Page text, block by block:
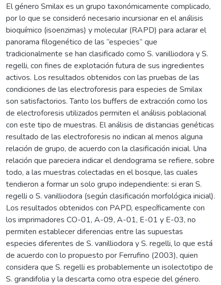
El género Smilax es un grupo taxonómicamente complicado,
por lo que se consideró necesario incursionar en el análisis
bioquímico (isoenzimas) y molecular (RAPD) para aclarar el
panorama filogenético de las “especies” que
tradicionalmente se han clasificado como S. vanilliodora y S.
regelli, con fines de explotación futura de sus ingredientes
activos. Los resultados obtenidos con las pruebas de las
condiciones de las electroforesis para especies de Smilax
son satisfactorios. Tanto los buffers de extracción como los
de electroforesis utilizados permiten el análisis poblacional
con este tipo de muestras. El análisis de distancias genéticas
resultado de las electroforesis no indican al menos alguna
relación de grupo, de acuerdo con la clasificación inicial. Una
relación que pareciera indicar el dendograma se refiere, sobre
todo, a las muestras colectadas en el bosque, las cuales
tendieron a formar un solo grupo independiente: si eran S.
regelli o S. vanilliodora (según clasificación morfológica inicial).
Los resultados obtenidos con PAPD, específicamente con
los imprimadores CO-01, A-09, A-01, E-01 y E-03, no
permiten establecer diferencias entre las supuestas
especies diferentes de S. vanilliodora y S. regelli, lo que está
de acuerdo con lo propuesto por Ferrufino (2003), quien
considera que S. regelli es probablemente un isolectotipo de
S. grandifolia y la descarta como otra especie del género.